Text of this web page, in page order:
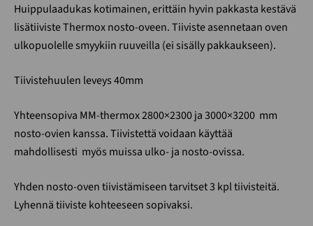
Huippulaadukas kotimainen, erittäin hyvin pakkasta kestävä
lisätiiviste Thermox nosto-oveen. Tiiviste asennetaan oven
ulkopuolelle smyykiin ruuveilla (ei sisälly pakkaukseen).
Tiivistehuulen leveys 40mm
Yhteensopiva MM-thermox 2800×2300 ja 3000×3200 mm
nosto-ovien kanssa. Tiivistettä voidaan käyttää
mahdollisesti myös muissa ulko- ja nosto-ovissa.
Yhden nosto-oven tiivistämiseen tarvitset 3 kpl tiivisteitä.
Lyhennä tiiviste kohteeseen sopivaksi.